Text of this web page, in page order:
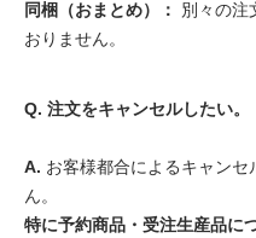
同梱（おまとめ）：
別々の注
おりません。
Q. 注文をキャンセルしたい。
A. お客様都合によるキャン
ん。
特に予約商品・受注生産品に